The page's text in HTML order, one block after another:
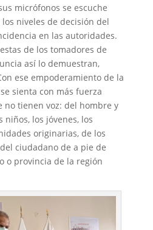
micrófonos se escuche
niveles de decisión del
en las autoridades.
de los tomadores de
así lo demuestran,
ese empoderamiento de la
sienta con más fuerza
no tienen voz: del hombre y
niños, los jóvenes, los
originarias, de los
ciudadano de a pie de
o provincia de la región